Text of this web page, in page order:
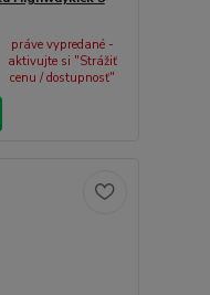
práve vypredané -
aktivujte si "Strážiť
cenu / dostupnosť"